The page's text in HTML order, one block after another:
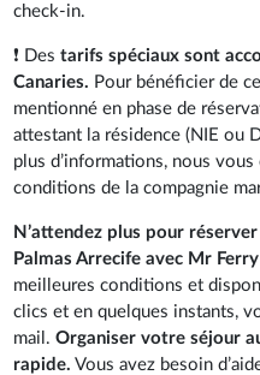
check-in.
❗ Destarifs spéciaux sont
Canaries. Pour bénéficier de
mentionné en phase de
attestant la résidence (NIE ou
plus d’informations, nous
conditions de la compagnie
N’attendez plus pour
Palmas Arrecife avec Mr Ferry
meilleures conditions et
clics et en quelques instants,
mail.Organiser votre séjour
rapide. Vous avez besoin